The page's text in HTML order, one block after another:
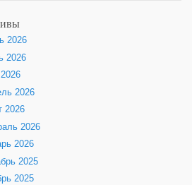
2026
2026
2026
2026
2026
2026
2025
2025